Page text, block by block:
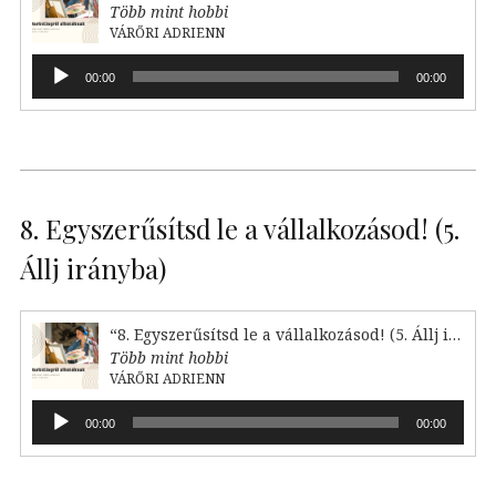
Több mint hobbi
VÁRŐRI ADRIENN
Audió
lejátszó00:00 00:00
8. Egyszerűsítsd le a vállalkozásod! (5.
Állj irányba)
“8. Egyszerűsítsd le a vállalkozásod! (5. Állj irányba)”
Több mint hobbi
VÁRŐRI ADRIENN
Audió
lejátszó00:00 00:00